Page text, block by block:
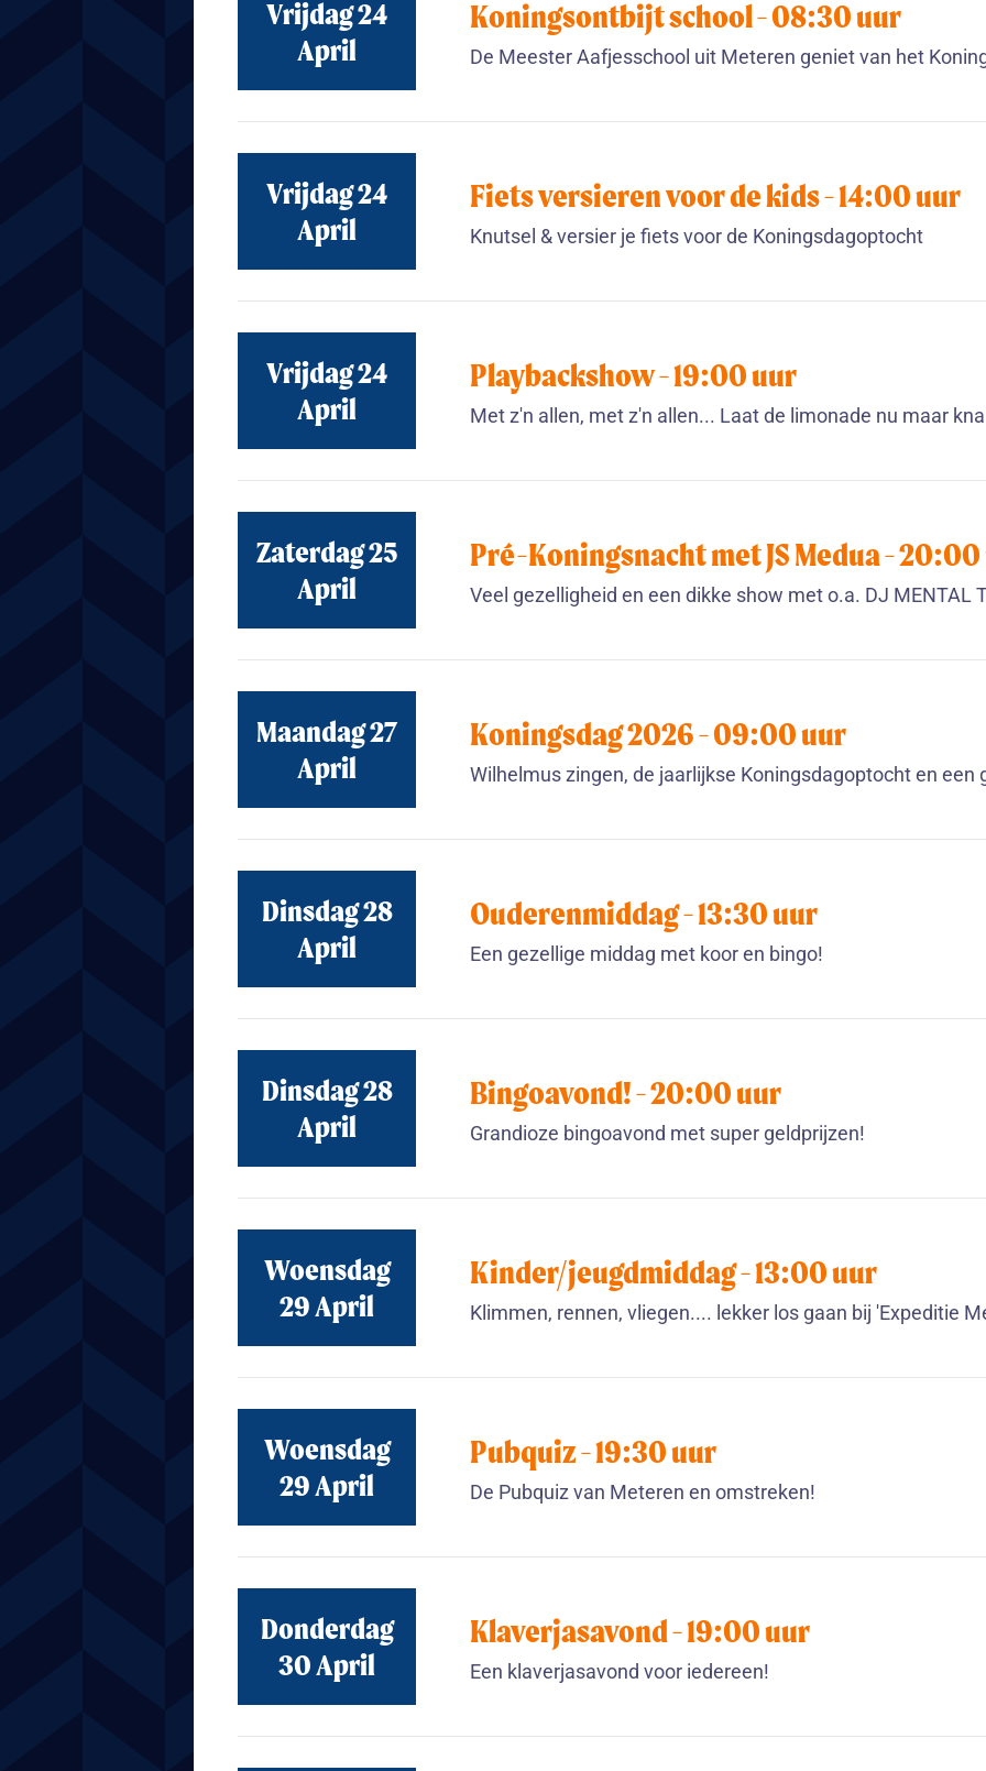
Vrijdag 24
April
Koningsontbijt school -08:30uur
De Meester Aafjesschool uit Meteren geniet van het
Vrijdag 24
April
Fiets versieren voor de kids -14:00uur
Knutsel & versier je fiets voor de Koningsdagoptocht
Vrijdag 24
April
Playbackshow -19:00uur
Met z'n allen, met z'n allen... Laat de limonade nu maar
Zaterdag 25
April
Pré-Koningsnacht met JS Medua -20:00
Veel gezelligheid en een dikke show met o.a. DJ MENTAL
Maandag 27
April
Koningsdag 2026 -09:00uur
Wilhelmus zingen, de jaarlijkse Koningsdagoptocht en
Dinsdag 28
April
Ouderenmiddag -13:30uur
Een gezellige middag met koor en bingo!
Dinsdag 28
April
Bingoavond! -20:00uur
Grandioze bingoavond met super geldprijzen!
Woensdag
29 April
Kinder/jeugdmiddag -13:00uur
Klimmen, rennen, vliegen.... lekker los gaan bij 'Expeditie
Woensdag
29 April
Pubquiz -19:30uur
De Pubquiz van Meteren en omstreken!
Donderdag
30 April
Klaverjasavond -19:00uur
Een klaverjasavond voor iedereen!